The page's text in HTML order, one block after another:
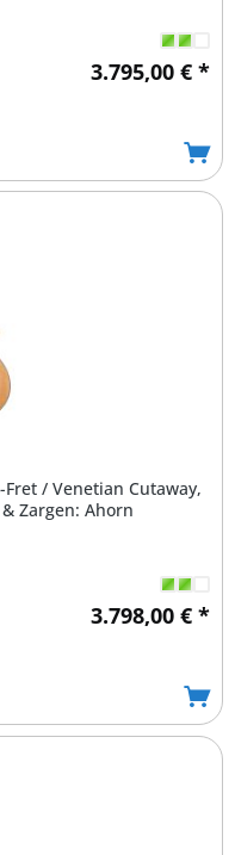
3.795,00 € *
/ Venetian Cutaway,
Zargen: Ahorn
3.798,00 € *